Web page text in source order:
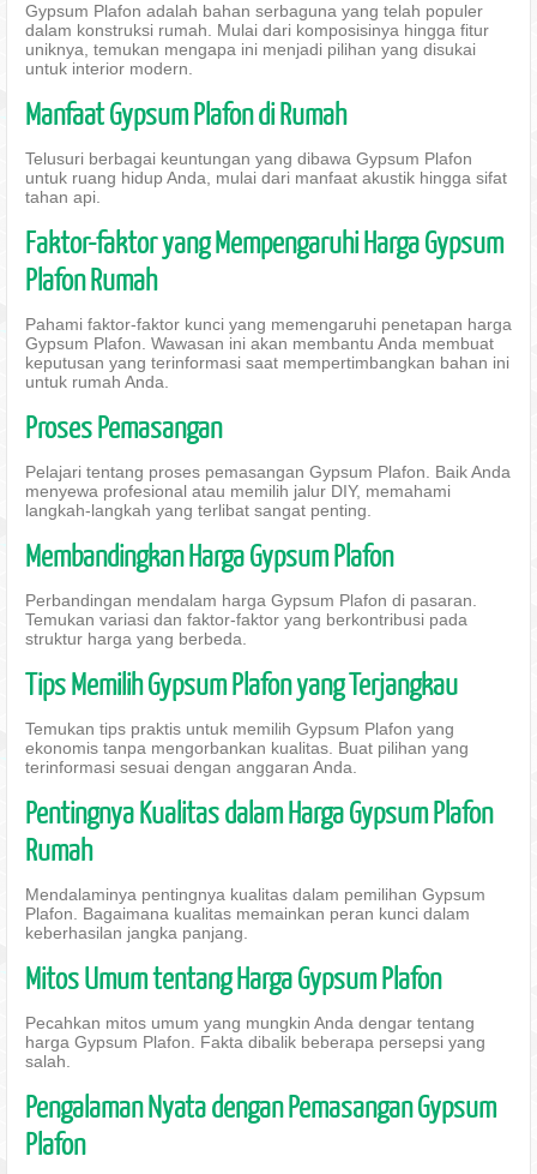
Gypsum Plafon adalah bahan serbaguna yang telah populer
dalam konstruksi rumah. Mulai dari komposisinya hingga fitur
uniknya, temukan mengapa ini menjadi pilihan yang disukai
untuk interior modern.
Manfaat Gypsum Plafon di Rumah
Telusuri berbagai keuntungan yang dibawa Gypsum Plafon
untuk ruang hidup Anda, mulai dari manfaat akustik hingga sifat
tahan api.
Faktor-faktor yang Mempengaruhi Harga Gypsum
Plafon Rumah
Pahami faktor-faktor kunci yang memengaruhi penetapan harga
Gypsum Plafon. Wawasan ini akan membantu Anda membuat
keputusan yang terinformasi saat mempertimbangkan bahan ini
untuk rumah Anda.
Proses Pemasangan
Pelajari tentang proses pemasangan Gypsum Plafon. Baik Anda
menyewa profesional atau memilih jalur DIY, memahami
langkah-langkah yang terlibat sangat penting.
Membandingkan Harga Gypsum Plafon
Perbandingan mendalam harga Gypsum Plafon di pasaran.
Temukan variasi dan faktor-faktor yang berkontribusi pada
struktur harga yang berbeda.
Tips Memilih Gypsum Plafon yang Terjangkau
Temukan tips praktis untuk memilih Gypsum Plafon yang
ekonomis tanpa mengorbankan kualitas. Buat pilihan yang
terinformasi sesuai dengan anggaran Anda.
Pentingnya Kualitas dalam Harga Gypsum Plafon
Rumah
Mendalaminya pentingnya kualitas dalam pemilihan Gypsum
Plafon. Bagaimana kualitas memainkan peran kunci dalam
keberhasilan jangka panjang.
Mitos Umum tentang Harga Gypsum Plafon
Pecahkan mitos umum yang mungkin Anda dengar tentang
harga Gypsum Plafon. Fakta dibalik beberapa persepsi yang
salah.
Pengalaman Nyata dengan Pemasangan Gypsum
Plafon